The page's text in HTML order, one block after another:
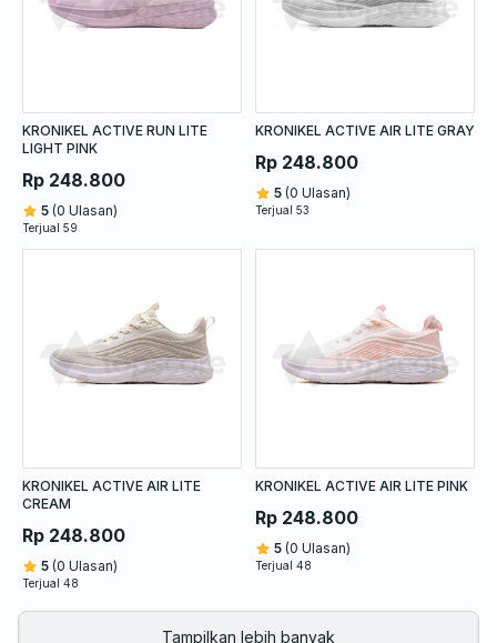
KRONIKEL ACTIVE RUN LITE
LIGHT PINK
Rp 248.800
5 (0 Ulasan)
Terjual 59
KRONIKEL ACTIVE AIR LITE GRAY
Rp 248.800
5 (0 Ulasan)
Terjual 53
KRONIKEL ACTIVE AIR LITE
CREAM
Rp 248.800
5 (0 Ulasan)
Terjual 48
KRONIKEL ACTIVE AIR LITE PINK
Rp 248.800
5 (0 Ulasan)
Terjual 48
Tampilkan lebih banyak